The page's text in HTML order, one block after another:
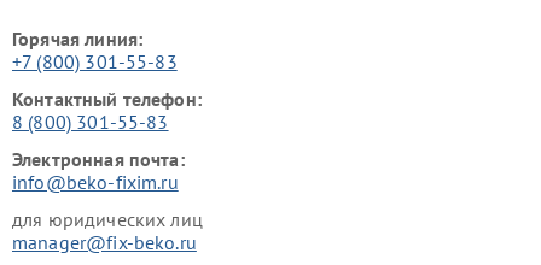
Горячая линия:
+7 (800) 301-55-83
Контактный телефон:
8 (800) 301-55-83
Электронная почта:
info@beko-fixim.ru
для юридических лиц
manager@fix-beko.ru